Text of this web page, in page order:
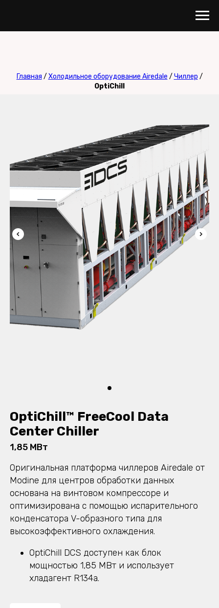
Главная / Холодильное оборудование Airedale / Чиллер /
OptiChill
OptiChill™ FreeCool Data
Center Chiller
1,85 МВт
Оригинальная платформа чиллеров Airedale от
Modine для центров обработки данных
основана на винтовом компрессоре и
оптимизирована с помощью испарительного
конденсатора V-образного типа для
высокоэффективного охлаждения.
OptiChill DCS доступен как блок
мощностью 1,85 МВт и использует
хладагент R134a.